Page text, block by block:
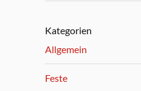
Kategorien
Allgemein
Feste